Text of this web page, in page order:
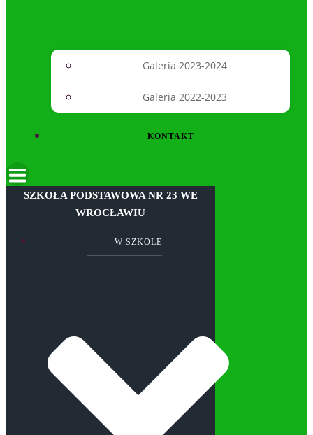
Galeria 2023-2024
Galeria 2022-2023
KONTAKT
SZKOŁA PODSTAWOWA NR 23 WE
WROCŁAWIU
W SZKOLE